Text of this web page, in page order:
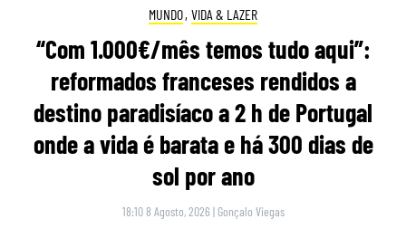
MUNDO, VIDA & LAZER
“Com 1.000€/mês temos tudo aqui”:
reformados franceses rendidos a
destino paradisíaco a 2 h de Portugal
onde a vida é barata e há 300 dias de
sol por ano
18:10 8 Agosto, 2026 | Gonçalo Viegas